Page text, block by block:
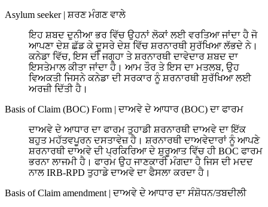
Asylum seeker | ਸ਼ਰਣ ਮੰਗਣ ਵਾਲੇ
ਇਹ ਸ਼ਬਦ ਦੁਨੀਆ ਭਰ ਵਿੱਚ ਉਹਨਾਂ ਲੋਕਾਂ ਲਈ ਵਰਤਿਆ ਜਾਂਦਾ ਹੈ ਜੋ
ਆਪਣਾ ਦੇਸ਼ ਛੱਡ ਕੇ ਦੂਸਰੇ ਦੇਸ਼ ਵਿੱਚ ਸ਼ਰਨਾਰਥੀ ਸੁਰੱਖਿਆ ਲੱਭਦੇ ਨੇ।
ਕਨੇਡਾ ਵਿੱਚ, ਇਸ ਦੀ ਜਗ੍ਹਾ ਤੇ ਸ਼ਰਨਾਰਥੀ ਦਾਵੇਦਾਰ ਸ਼ਬਦ ਦਾ
ਇਸਤੇਮਾਲ ਕੀਤਾ ਜਾਂਦਾ ਹੈ। ਆਮ ਤੌਰ ਤੇ ਇਸ ਦਾ ਮਤਲਬ, ਉਹ
ਵਿਅਕਤੀ ਜਿਸਨੇ ਕਨੇਡਾ ਦੀ ਸਰਕਾਰ ਨੂੰ ਸ਼ਰਨਾਰਥੀ ਸੁਰੱਖਿਆ ਲਈ
ਅਰਜ਼ੀ ਦਿੱਤੀ ਹੈ।
Basis of Claim (BOC) Form | ਦਾਅਵੇ ਦੇ ਆਧਾਰ (BOC) ਦਾ ਫਾਰਮ
ਦਾਅਵੇ ਦੇ ਆਧਾਰ ਦਾ ਫਾਰਮ ਤੁਹਾਡੀ ਸ਼ਰਨਾਰਥੀ ਦਾਅਵੇ ਦਾ ਇੱਕ
ਬਹੁਤ ਮਹੱਤਵਪੂਰਨ ਦਸਤਾਵੇਜ਼ ਹੈ। ਸ਼ਰਨਾਰਥੀ ਦਾਅਵੇਦਾਰਾਂ ਨੂੰ ਆਪਣੇ
ਸ਼ਰਨਾਰਥੀ ਦਾਅਵੇ ਦੀ ਪ੍ਰਕਿਰਿਆ ਦੇ ਸ਼ੁਰੂਆਤ ਵਿੱਚ ਹੀ BOC ਫਾਰਮ
ਭਰਨਾ ਲਾਜਮੀ ਹੈ। ਫਾਰਮ ਉਹ ਜਾਣਕਾਰੀ ਮੰਗਦਾ ਹੈ ਜਿਸ ਦੀ ਮਦਦ
ਨਾਲ IRB-RPD ਤੁਹਾਡੇ ਦਾਅਵੇ ਦਾ ਫੈਸਲਾ ਕਰਦਾ ਹੈ।
Basis of Claim amendment | ਦਾਅਵੇ ਦੇ ਆਧਾਰ ਦਾ ਸੰਸ਼ੋਧਨ/ਤਬਦੀਲੀ